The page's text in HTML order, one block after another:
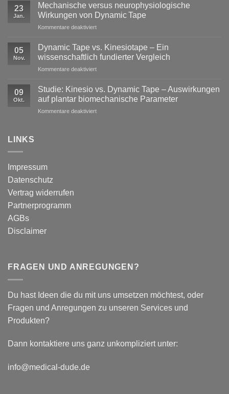
im
Profisport
–
reine
Stabilisation
ausreicht
23
Jan.
Mechanische versus neurophysiologische
Wirkungen von Dynamic Tape
Kommentare deaktiviertfür
versus
neurophysiologische
Wirkungen
von
05
Nov.
Dynamic Tape vs. Kinesiotape – Ein
wissenschaftlich fundierter Vergleich
Kommentare deaktiviertfür
Tape
Kinesiotape
–
09
Okt.
Studie: Kinesio vs. Dynamic Tape – Auswirkungen
auf plantar biomechanische Parameter
Kommentare deaktiviertfür
LINKS
Impressum
Datenschutz
Vertrag widerrufen
Partnerprogramm
AGBs
Disclaimer
FRAGEN UND ANREGUNGEN?
Du hast Ideen die du mit uns umsetzen möchtest, oder
Fragen und Anregungen zu unseren Services und
Produkten?
Dann kontaktiere uns ganz unkompliziert unter:
info@medical-dude.de